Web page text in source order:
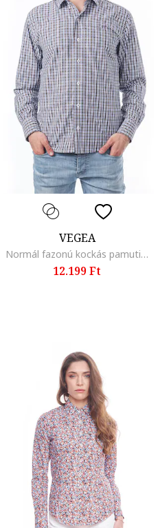
VEGEA
Normál fazonú kockás pamuting, Barna/Sötétkék/Törtfehér
12.199 Ft